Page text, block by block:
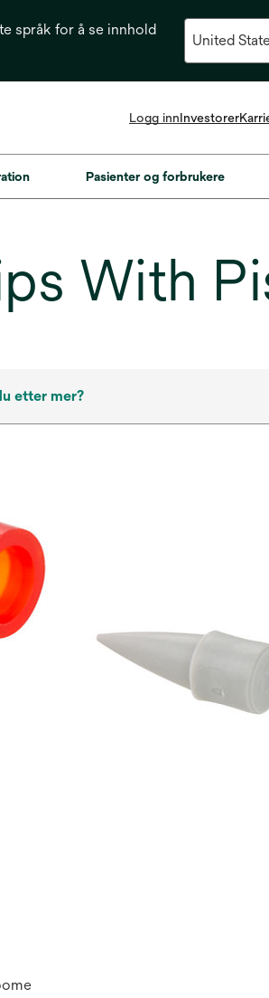
språk for å se innhold
Logg innInvestorer
a
Pasienter og forbrukere
With
etter mer?